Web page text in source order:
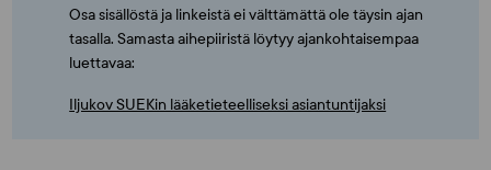
Osa sisällöstä ja linkeistä ei välttämättä ole täysin ajan
tasalla. Samasta aihepiiristä löytyy ajankohtaisempaa
luettavaa:
Iljukov SUEKin lääketieteelliseksi asiantuntijaksi